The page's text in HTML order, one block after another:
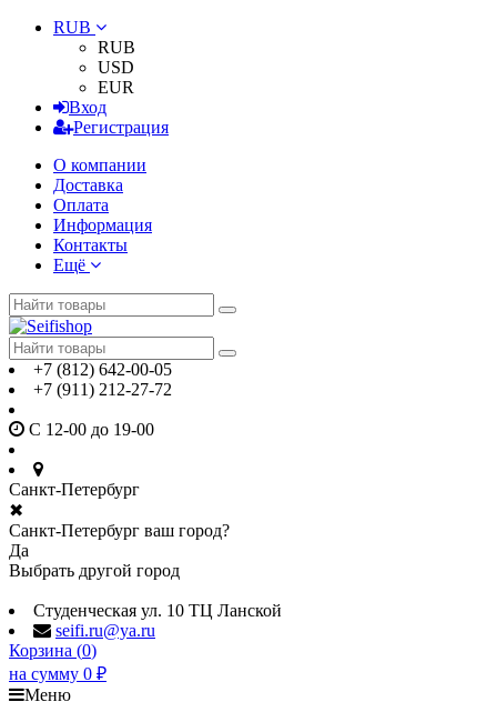
RUB
RUB
USD
EUR
Вход
Регистрация
О компании
Доставка
Оплата
Информация
Контакты
Ещё
+7 (812) 642-00-05
+7 (911) 212-27-72
С 12-00 до 19-00
Санкт-Петербург
✖
Санкт-Петербург ваш город?
Да
Выбрать другой город
Студенческая ул. 10 ТЦ Ланской
seifi.ru@ya.ru
Корзина (0)
на сумму 0 ₽
Меню